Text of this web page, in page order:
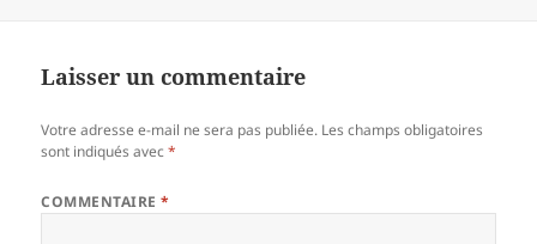
Laisser un commentaire
Votre adresse e-mail ne sera pas publiée. Les champs obligatoires
sont indiqués avec*
COMMENTAIRE*